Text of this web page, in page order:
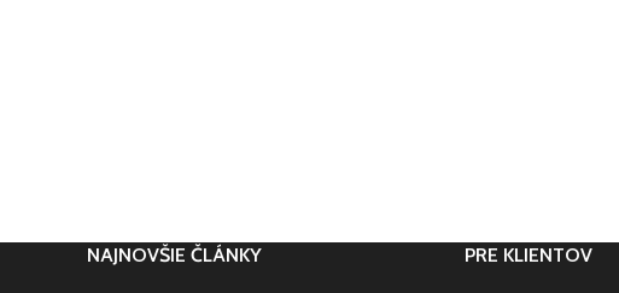
NAJNOVŠIE ČLÁNKY PRE KLIENTOV